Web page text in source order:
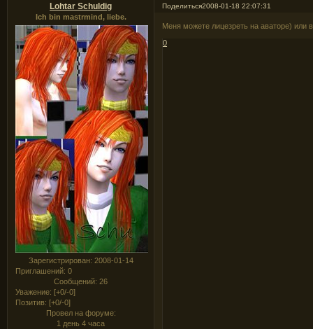
Поделиться2008-01-18 22:07:31
Lohtar Schuldig
Ich bin mastrmind, liebe.
Зарегистрирован: 2008-01-14
Приглашений: 0
Сообщений: 26
Уважение: [+0/-0]
Позитив: [+0/-0]
Провел на форуме:
1 день 4 часа
Меня можете лицезреть на аваторе) или
0